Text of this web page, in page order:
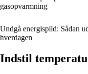
gasopvarmning
Undgå energispild: Sådan
hverdagen
Indstil